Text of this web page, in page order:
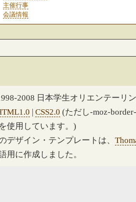
主催行事
会議情報
2008 日本学生オリエンテーリ
| CSS2.0 (ただし-moz-
使用しています。)
デザイン・テンプレートは、
用に作成しました。